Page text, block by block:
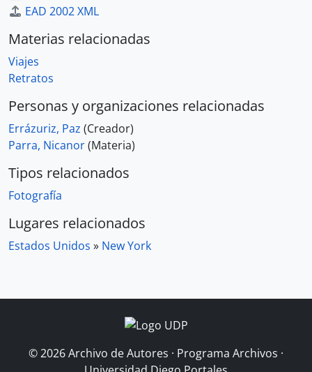
EAD 2002 XML
Materias relacionadas
Viajes
Retratos
Personas y organizaciones relacionadas
Errázuriz, Paz (Creador)
Parra, Nicanor(Materia)
Tipos relacionados
Fotografía
Lugares relacionados
Estados Unidos » New York
© 2026 Archivo de Autores · Programa Archivos ·